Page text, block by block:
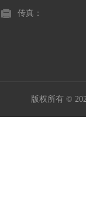
传真：
版权所有 ©